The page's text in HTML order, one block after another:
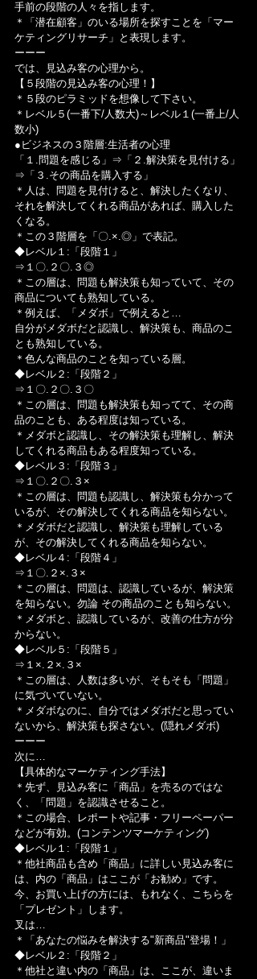
手前の段階の人々を指します。
＊「潜在顧客」のいる場所を探すことを「マー
ケティングリサーチ」と表現します。
ーーー
では、見込み客の心理から。
【５段階の見込み客の心理！】
＊５段のピラミッドを想像して下さい。
＊レベル５(一番下/人数大)～レベル１(一番上/人
数小)
●ビジネスの３階層:生活者の心理
「１.問題を感じる」⇒「２.解決策を見付ける」
⇒「３.その商品を購入する」
＊人は、問題を見付けると、解決したくなり、
それを解決してくれる商品があれば、購入した
くなる。
＊この３階層を「〇.×.◎」で表記。
◆レベル１:「段階１」
⇒１〇.２〇.３◎
＊この層は、問題も解決策も知っていて、その
商品についても熟知している。
＊例えば、「メダボ」で例えると…
自分がメダボだと認識し、解決策も、商品のこ
とも熟知している。
＊色んな商品のことを知っている層。
◆レベル２:「段階２」
⇒１〇.２〇.３〇
＊この層は、問題も解決策も知ってて、その商
品のことも、ある程度は知っている。
＊メダボと認識し、その解決策も理解し、解決
してくれる商品もある程度知っている。
◆レベル３:「段階３」
⇒１〇.２〇.３×
＊この層は、問題も認識し、解決策も分かって
いるが、その解決してくれる商品を知らない。
＊メダボだと認識し、解決策も理解している
が、その解決してくれる商品を知らない。
◆レベル４:「段階４」
⇒１〇.２×.３×
＊この層は、問題は、認識しているが、解決策
を知らない。勿論 その商品のことも知らない。
＊メダボと、認識しているが、改善の仕方が分
からない。
◆レベル５:「段階５」
⇒１×.２×.３×
＊この層は、人数は多いが、そもそも「問題」
に気づいていない。
＊メダボなのに、自分ではメダボだと思ってい
ないから、解決策も探さない。(隠れメダボ)
ーーー
次に…
【具体的なマーケティング手法】
＊先ず、見込み客に「商品」を売るのではな
く、「問題」を認識させること。
＊この場合、レポートや記事・フリーペーパー
などが有効。(コンテンツマーケティング)
◆レベル１:「段階１」
＊他社商品も含め「商品」に詳しい見込み客に
は、内の「商品」はここが「お勧め」です。
今、お買い上げの方には、もれなく、こちらを
「プレゼント」します。
叉は…
＊「あなたの悩みを解決する"新商品"登場！」
◆レベル２:「段階２」
＊他社と違い内の「商品」は、ここが、違いま